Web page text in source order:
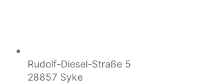
Rudolf-Diesel-Straße 5
28857 Syke